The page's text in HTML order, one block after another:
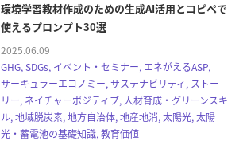
環境学習教材作成のための生成AI活用とコピペで
使えるプロンプト30選
2025.06.09
GHG, SDGs, イベント・セミナー, エネがえるASP,
サーキュラーエコノミー, サステナビリティ, ストー
リー, ネイチャーポジティブ, 人材育成・グリーンスキ
ル, 地域脱炭素, 地方自治体, 地産地消, 太陽光, 太陽
光・蓄電池の基礎知識, 教育価値